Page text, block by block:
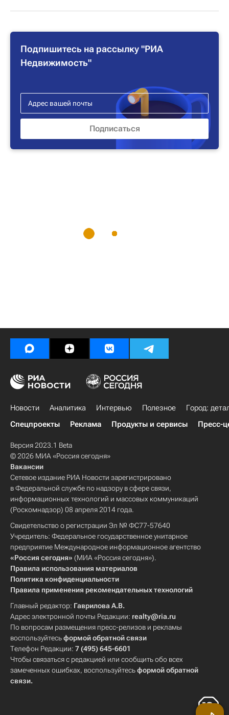
Подпишитесь на рассылку "РИА
Недвижимость"
Новости Аналитика Интервью Полезное
Город:
Спецпроекты
Реклама Продукты и сервисы Пресс-
Версия 2023.1 Beta
© 2026 МИА «Россия сегодня»
Вакансии
Сетевое издание РИА Новости зарегистрировано
в Федеральной службе по надзору в сфере связи,
информационных технологий и массовых коммуникаций
(Роскомнадзор) 08 апреля 2014 года.
Свидетельство о регистрации Эл № ФС77-57640
Учредитель: Федеральное государственное унитарное
предприятие Международное информационное агентство
«Россия сегодня» (МИА «Россия сегодня»).
Правила использования материалов
Политика конфиденциальности
Правила применения рекомендательных технологий
Главный редактор: Гаврилова А.В.
Адрес электронной почты Редакции: realty@ria.ru
По вопросам размещения пресс-релизов и рекламы
воспользуйтесьформой обратной связи
Телефон Редакции: 7 (495) 645-6601
Чтобы связаться с редакцией или сообщить обо всех
замеченных ошибках, воспользуйтесьформой обратной
связи.